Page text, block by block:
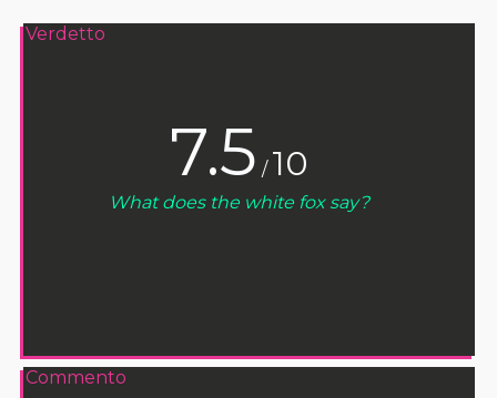
Verdetto
7.5 / 10
What does the white fox say?
Commento